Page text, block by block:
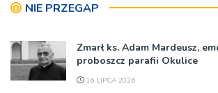
NIE PRZEGAP
Zmarł ks. Adam Mardeusz,
proboszcz parafii Okulice
16 LIPCA 2026